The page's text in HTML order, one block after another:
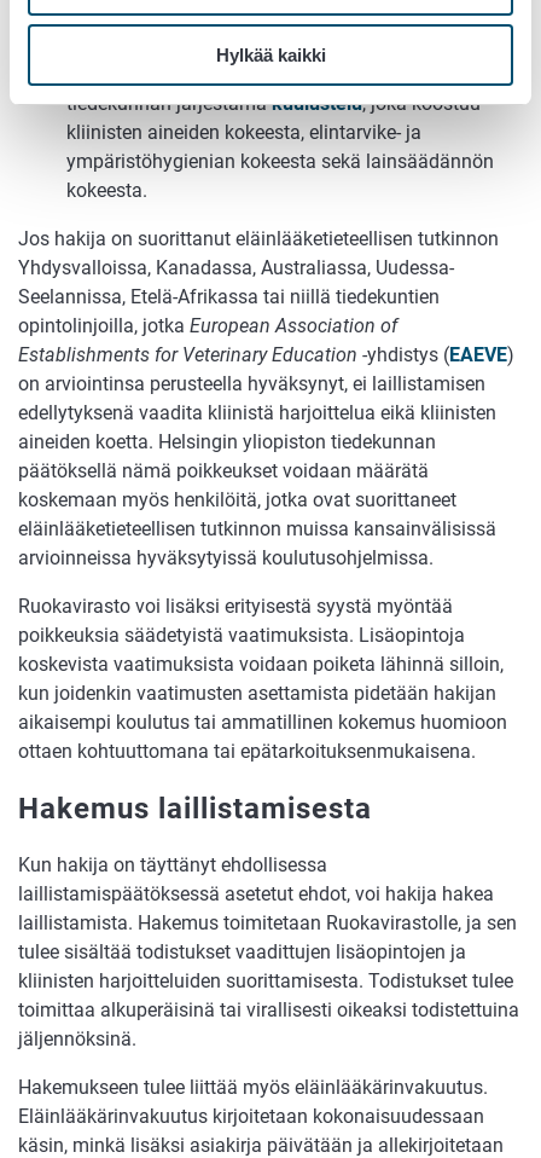
Hylkää kaikki
ympäristöterveydenhuollon ja elintarvikehygienian
käytännön harjoittelu.
tiedekunnan järjestämäkuulustelu, joka koostuu
kliinisten aineiden kokeesta, elintarvike- ja
ympäristöhygienian kokeesta sekä lainsäädännön
kokeesta.
Jos hakija on suorittanut eläinlääketieteellisen tutkinnon
Yhdysvalloissa, Kanadassa, Australiassa, Uudessa-
Seelannissa, Etelä-Afrikassa tai niillä tiedekuntien
opintolinjoilla, jotka European Association of
Establishments for Veterinary Education -yhdistys (EAEVE)
on arviointinsa perusteella hyväksynyt, ei laillistamisen
edellytyksenä vaadita kliinistä harjoittelua eikä kliinisten
aineiden koetta. Helsingin yliopiston tiedekunnan
päätöksellä nämä poikkeukset voidaan määrätä
koskemaan myös henkilöitä, jotka ovat suorittaneet
eläinlääketieteellisen tutkinnon muissa kansainvälisissä
arvioinneissa hyväksytyissä koulutusohjelmissa.
Ruokavirasto voi lisäksi erityisestä syystä myöntää
poikkeuksia säädetyistä vaatimuksista. Lisäopintoja
koskevista vaatimuksista voidaan poiketa lähinnä silloin,
kun joidenkin vaatimusten asettamista pidetään hakijan
aikaisempi koulutus tai ammatillinen kokemus huomioon
ottaen kohtuuttomana tai epätarkoituksenmukaisena.
Hakemus laillistamisesta
Kun hakija on täyttänyt ehdollisessa
laillistamispäätöksessä asetetut ehdot, voi hakija hakea
laillistamista. Hakemus toimitetaan Ruokavirastolle, ja sen
tulee sisältää todistukset vaadittujen lisäopintojen ja
kliinisten harjoitteluiden suorittamisesta. Todistukset tulee
toimittaa alkuperäisinä tai virallisesti oikeaksi todistettuina
jäljennöksinä.
Hakemukseen tulee liittää myös eläinlääkärinvakuutus.
Eläinlääkärinvakuutus kirjoitetaan kokonaisuudessaan
käsin, minkä lisäksi asiakirja päivätään ja allekirjoitetaan